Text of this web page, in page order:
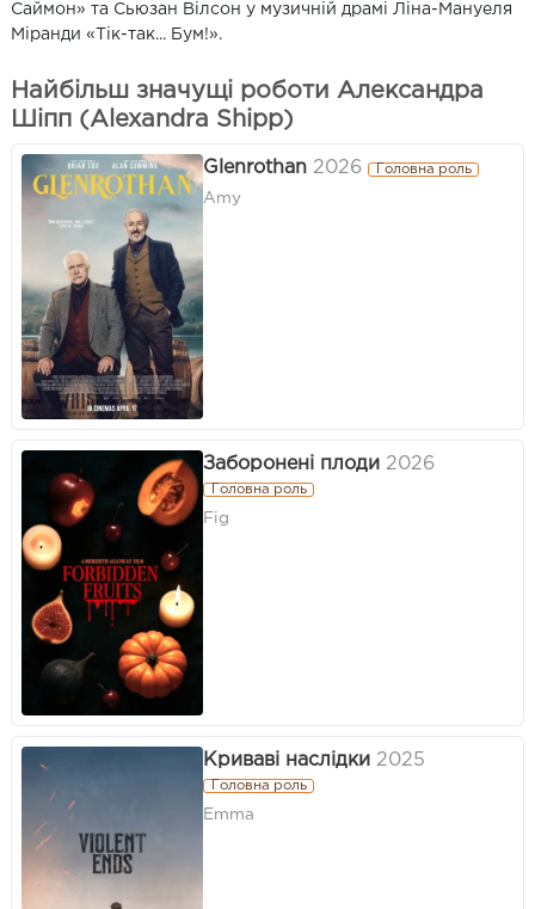
Саймон» та Сьюзан Вілсон у музичній драмі Ліна-Мануеля
Міранди «Тік-так... Бум!».
Найбільш значущі роботи Александра
Шіпп (Alexandra Shipp)
Glenrothan 2026 Головна роль
Amy
Заборонені плоди 2026
Головна роль
Fig
Криваві наслідки 2025
Головна роль
Emma